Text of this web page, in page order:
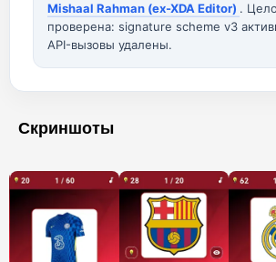
Mishaal Rahman (ex-XDA Editor) .
проверена: signature scheme v3
API-вызовы удалены.
Скриншоты